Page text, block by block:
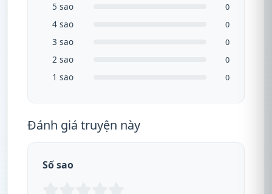
5 sao 0
4 sao 0
3 sao 0
2 sao 0
1 sao 0
Đánh giá truyện này
Số sao